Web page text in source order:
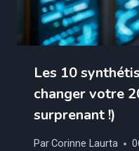
Les 10
changer votre
surprenant !)
ParCorinne Laurta